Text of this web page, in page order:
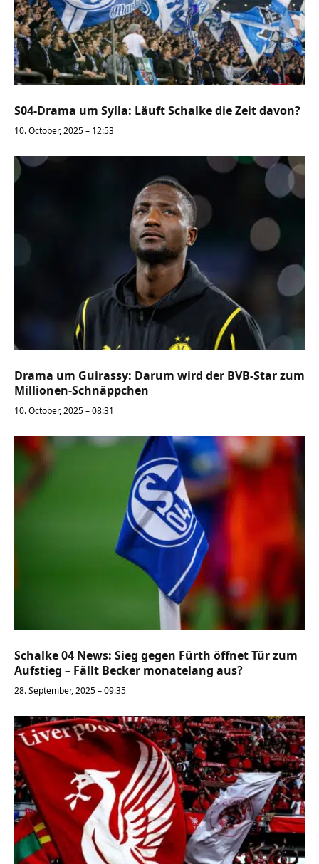
S04-Drama um Sylla: Läuft Schalke die Zeit davon?
10. October, 2025 – 12:53
Drama um Guirassy: Darum wird der BVB-Star zum
Millionen-Schnäppchen
10. October, 2025 – 08:31
Schalke 04 News: Sieg gegen Fürth öffnet Tür zum
Aufstieg – Fällt Becker monatelang aus?
28. September, 2025 – 09:35